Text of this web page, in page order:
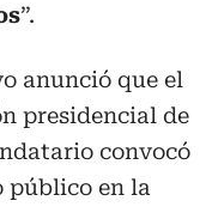
”.
anunció que el
presidencial de
convocó
público en la